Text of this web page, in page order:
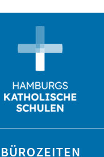
BÜROZEITEN